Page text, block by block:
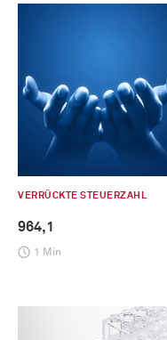
VERRÜCKTE STEUERZAHL
964,1
1 Min